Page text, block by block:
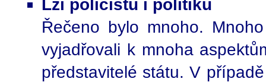
Lži policistů i politiků
Řečeno bylo mnoho.
vyjadřovali k mnoha
představitelé státu. V